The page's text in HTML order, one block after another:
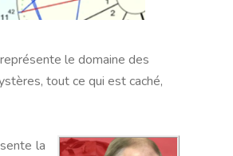
représente le domaine des
tout ce qui est caché,
la